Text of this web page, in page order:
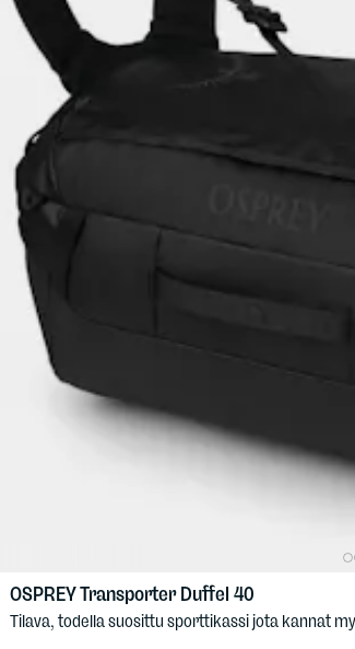
OSPREYTransporter Duffel 40
Tilava, todella suosittu sporttikassi jota kannat